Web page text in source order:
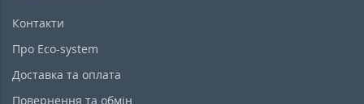
Контакти
Про Eco-system
Доставка та оплата
Повернення та обмін